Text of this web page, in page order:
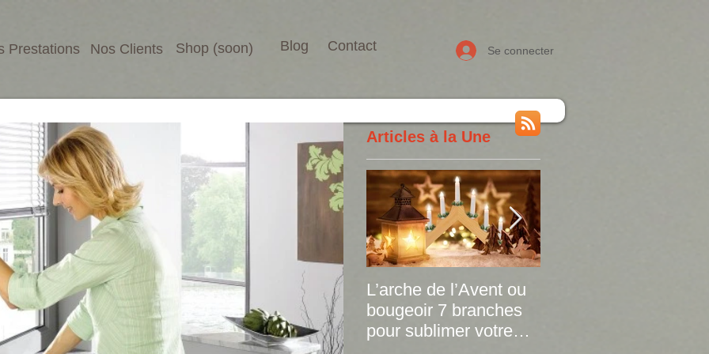
Prestations Nos Clients Shop (soon) Blog Contact Se connecter
Articles à la Une
L’arche de l’Avent ou
bougeoir 7 branches
pour sublimer votre